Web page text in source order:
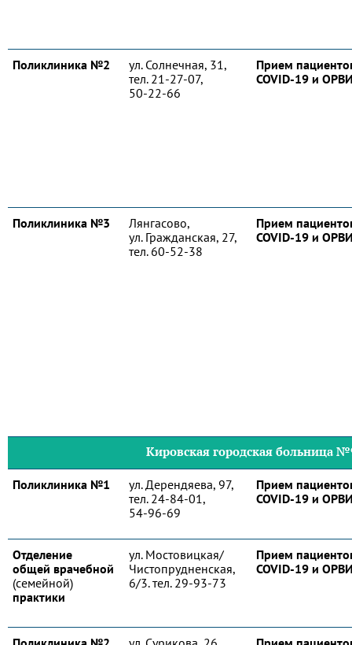
Поликлиника №2
ул. Солнечная, 31,
тел. 21-27-07,
50-22-66
Прием
COVID-19 и
Поликлиника №3
Лянгасово,
ул. Гражданская, 27,
тел. 60-52-38
Прием
COVID-19 и
Кировская городская больница
Поликлиника №1
ул. Дерендяева, 97,
тел. 24-84-01,
54-96-69
Прием
COVID-19 и
Отделение
общей врачебной
(семейной)
практики
ул. Мостовицкая/
Чистопрудненская,
6/3. тел. 29-93-73
Прием
COVID-19 и